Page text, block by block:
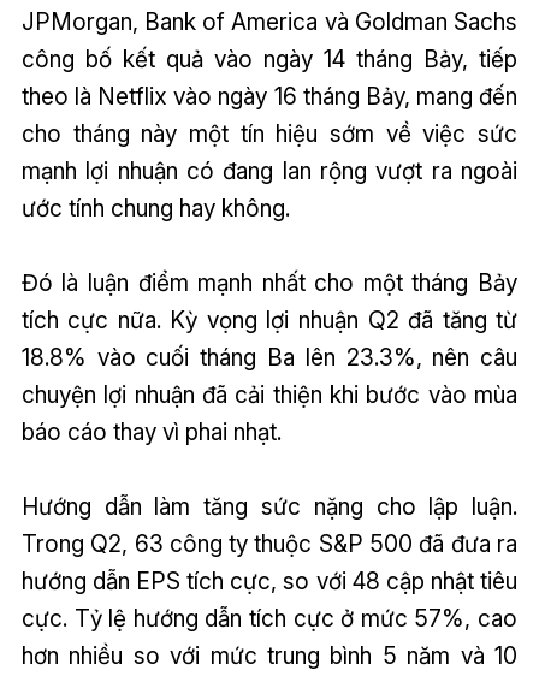
JPMorgan, Bank of America và Goldman Sachs
công bố kết quả vào ngày 14 tháng Bảy, tiếp
theo là Netflix vào ngày 16 tháng Bảy, mang đến
cho tháng này một tín hiệu sớm về việc sức
mạnh lợi nhuận có đang lan rộng vượt ra ngoài
ước tính chung hay không.
Đó là luận điểm mạnh nhất cho một tháng Bảy
tích cực nữa. Kỳ vọng lợi nhuận Q2 đã tăng từ
18.8% vào cuối tháng Ba lên 23.3%, nên câu
chuyện lợi nhuận đã cải thiện khi bước vào mùa
báo cáo thay vì phai nhạt.
Hướng dẫn làm tăng sức nặng cho lập luận.
Trong Q2, 63 công ty thuộc S&P 500 đã đưa ra
hướng dẫn EPS tích cực, so với 48 cập nhật tiêu
cực. Tỷ lệ hướng dẫn tích cực ở mức 57%, cao
hơn nhiều so với mức trung bình 5 năm và 10